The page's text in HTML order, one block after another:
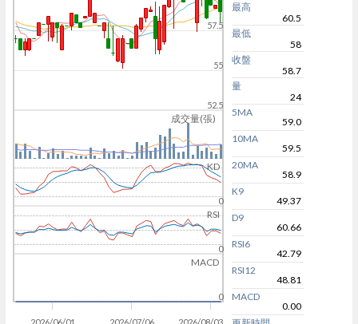
成交量(張)
KD
RSI
MACD
52.5
55
57.5
0
0
0
最高
60.5
最低
58
收盤
58.7
量
24
5MA
59.0
10MA
59.5
20MA
58.9
K9
49.37
D9
60.66
RSI6
42.79
RSI12
48.81
MACD
0.00